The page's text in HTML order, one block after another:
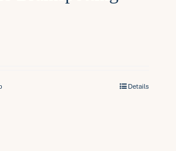
Details